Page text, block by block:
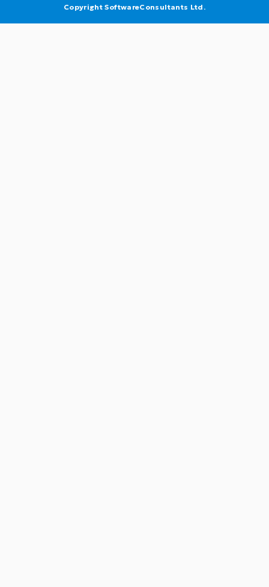
Copyright SoftwareConsultants Ltd.